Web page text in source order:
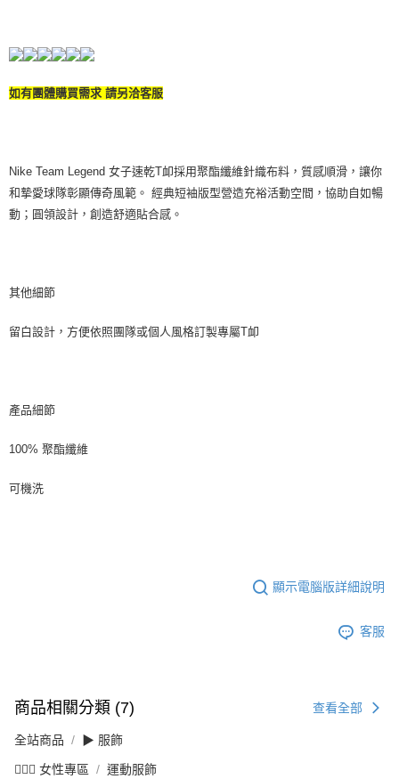
如有團體購買需求 請另洽客服
Nike Team Legend 女子速乾T卹採用聚酯纖維針織布料，質感順滑，讓你
和摯愛球隊彰顯傳奇風範。 經典短袖版型營造充裕活動空間，協助自如暢
動；圓領設計，創造舒適貼合感。
其他細節
留白設計，方便依照團隊或個人風格訂製專屬T卹
產品細節
100% 聚酯纖維
可機洗
顯示電腦版詳細說明
客服
商品相關分類 (7) 查看全部
全站商品 ▶ 服飾
💁🏻‍♀️ 女性專區 運動服飾